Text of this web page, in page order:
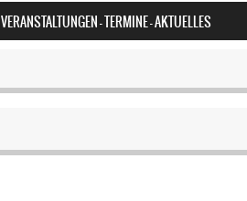
VERANSTALTUNGEN – TERMINE – AKTUELLES